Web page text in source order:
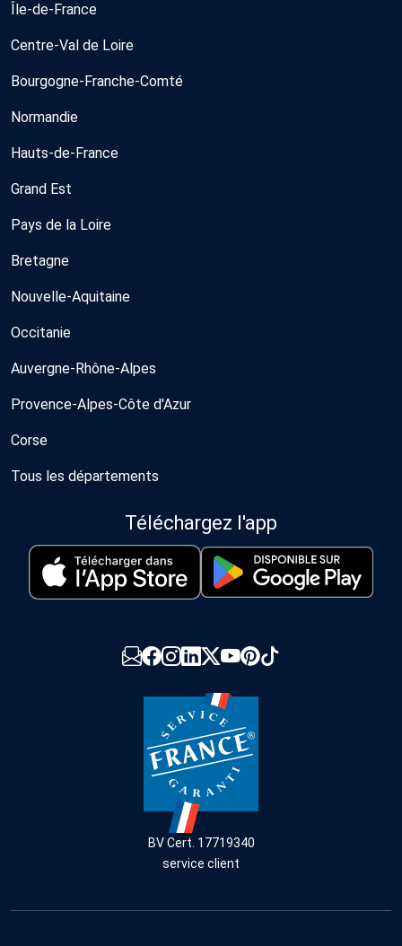
Île-de-France
Centre-Val de Loire
Bourgogne-Franche-Comté
Normandie
Hauts-de-France
Grand Est
Pays de la Loire
Bretagne
Nouvelle-Aquitaine
Occitanie
Auvergne-Rhône-Alpes
Provence-Alpes-Côte d'Azur
Corse
Tous les départements
Téléchargez l'app
BV Cert. 17719340
service client